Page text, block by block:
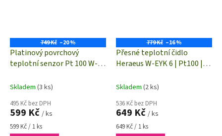
749 Kč –20 %
Platinový povrchový
teplotní senzor Pt 100 W-
Skladem (3 ks)
495 Kč bez DPH
599 Kč / ks
Měrná
599 Kč / 1 ks
779 Kč –16 %
Přesné teplotní čidlo
Heraeus W-EYK 6 | Pt100 |
Skladem (2 ks)
536 Kč bez DPH
649 Kč / ks
Měrná
649 Kč / 1 ks